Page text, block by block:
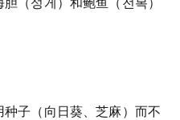
子（向日葵、芝麻）而不